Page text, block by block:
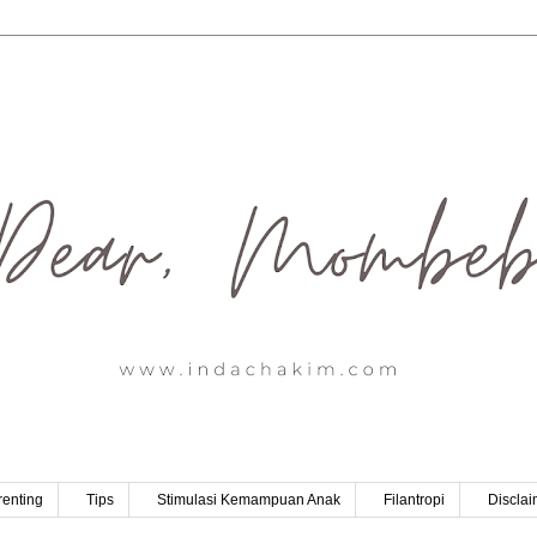
Tips Stimulasi Kemampuan Anak Filantropi